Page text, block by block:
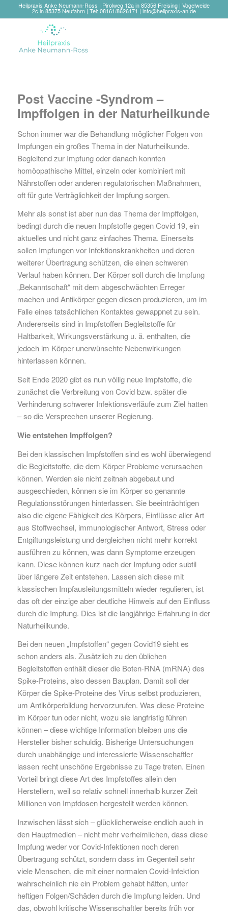
Heilpraxis Anke Neumann-Ross | Pirolweg 12a in 85356 Freising | Vogelweide
2c in 85375 Neufahrn | Tel: 08161/8626171 | info@heilpraxis-an.de
Post Vaccine -Syndrom –
Impffolgen in der Naturheilkunde
Schon immer war die Behandlung möglicher Folgen von
Impfungen ein großes Thema in der Naturheilkunde.
Begleitend zur Impfung oder danach konnten
homöopathische Mittel, einzeln oder kombiniert mit
Nährstoffen oder anderen regulatorischen Maßnahmen,
oft für gute Verträglichkeit der Impfung sorgen.
Mehr als sonst ist aber nun das Thema der Impffolgen,
bedingt durch die neuen Impfstoffe gegen Covid 19, ein
aktuelles und nicht ganz einfaches Thema. Einerseits
sollen Impfungen vor Infektionskrankheiten und deren
weiterer Übertragung schützen, die einen schweren
Verlauf haben können. Der Körper soll durch die Impfung
„Bekanntschaft“ mit dem abgeschwächten Erreger
machen und Antikörper gegen diesen produzieren, um im
Falle eines tatsächlichen Kontaktes gewappnet zu sein.
Andererseits sind in Impfstoffen Begleitstoffe für
Haltbarkeit, Wirkungsverstärkung u. ä. enthalten, die
jedoch im Körper unerwünschte Nebenwirkungen
hinterlassen können.
Seit Ende 2020 gibt es nun völlig neue Impfstoffe, die
zunächst die Verbreitung von Covid bzw. später die
Verhinderung schwerer Infektionsverläufe zum Ziel hatten
– so die Versprechen unserer Regierung.
Wie entstehen Impffolgen?
Bei den klassischen Impfstoffen sind es wohl überwiegend
die Begleitstoffe, die dem Körper Probleme verursachen
können. Werden sie nicht zeitnah abgebaut und
ausgeschieden, können sie im Körper so genannte
Regulationsstörungen hinterlassen. Sie beeinträchtigen
also die eigene Fähigkeit des Körpers, Einflüsse aller Art
aus Stoffwechsel, immunologischer Antwort, Stress oder
Entgiftungsleistung und dergleichen nicht mehr korrekt
ausführen zu können, was dann Symptome erzeugen
kann. Diese können kurz nach der Impfung oder subtil
über längere Zeit entstehen. Lassen sich diese mit
klassischen Impfausleitungsmitteln wieder regulieren, ist
das oft der einzige aber deutliche Hinweis auf den Einfluss
durch die Impfung. Dies ist die langjährige Erfahrung in der
Naturheilkunde.
Bei den neuen „Impfstoffen“ gegen Covid19 sieht es
schon anders als. Zusätzlich zu den üblichen
Begleitstoffen enthält dieser die Boten-RNA (mRNA) des
Spike-Proteins, also dessen Bauplan. Damit soll der
Körper die Spike-Proteine des Virus selbst produzieren,
um Antikörperbildung hervorzurufen. Was diese Proteine
im Körper tun oder nicht, wozu sie langfristig führen
können – diese wichtige Information bleiben uns die
Hersteller bisher schuldig. Bisherige Untersuchungen
durch unabhängige und interessierte Wissenschaftler
lassen recht unschöne Ergebnisse zu Tage treten. Einen
Vorteil bringt diese Art des Impfstoffes allein den
Herstellern, weil so relativ schnell innerhalb kurzer Zeit
Millionen von Impfdosen hergestellt werden können.
Inzwischen lässt sich – glücklicherweise endlich auch in
den Hauptmedien – nicht mehr verheimlichen, dass diese
Impfung weder vor Covid-Infektionen noch deren
Übertragung schützt, sondern dass im Gegenteil sehr
viele Menschen, die mit einer normalen Covid-Infektion
wahrscheinlich nie ein Problem gehabt hätten, unter
heftigen Folgen/Schäden durch die Impfung leiden. Und
das, obwohl kritische Wissenschaftler bereits früh vor